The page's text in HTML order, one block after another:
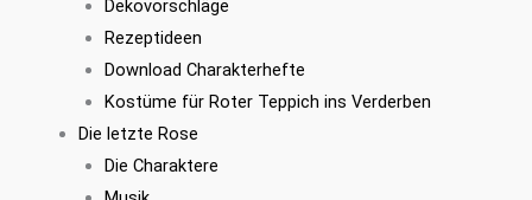
Dekovorschläge
Rezeptideen
Download Charakterhefte
Kostüme für Roter Teppich ins Verderben
Die letzte Rose
Die Charaktere